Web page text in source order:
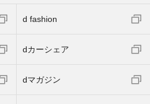
d fashion
dカーシェア
dマガジン